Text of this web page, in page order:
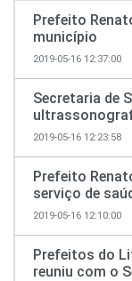
Prefeito
município
2019-05-16 12:37:00
Secretaria de
2019-05-16 12:23:58
Prefeito
serviço de
2019-05-16 12:10:00
Prefeitos do
reuniu com o